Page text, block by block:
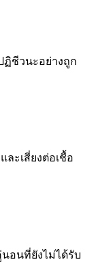
ฏิชีวนะอย่างถูก
ละเสี่ยงต่อเชื้อ
อนที่ยังไม่ได้รับ